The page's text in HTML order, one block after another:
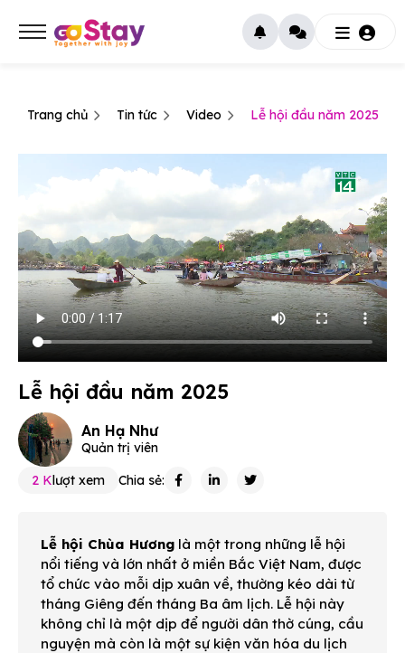
Trang chủ Tin tức Video Lễ hội đầu năm 2025
Lễ hội đầu năm 2025
An Hạ Như
Quản trị viên
2 Klượt xem Chia sẻ:
Lễ hội Chùa Hương là một trong những lễ hội
nổi tiếng và lớn nhất ở miền Bắc Việt Nam, được
tổ chức vào mỗi dịp xuân về, thường kéo dài từ
tháng Giêng đến tháng Ba âm lịch. Lễ hội này
không chỉ là một dịp để người dân thờ cúng, cầu
nguyện mà còn là một sự kiện văn hóa du lịch